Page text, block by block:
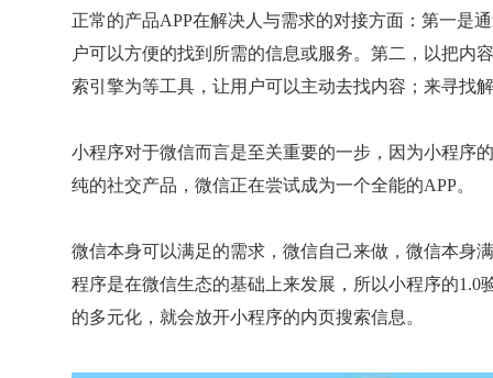
正常的产品APP在解决人与需求的对接方面：第一是
户可以方便的找到所需的信息或服务。第二，以把内
索引擎为等工具，让用户可以主动去找内容；来寻找
小程序对于微信而言是至关重要的一步，因为小程序
纯的社交产品，微信正在尝试成为一个全能的APP。
微信本身可以满足的需求，微信自己来做，微信本身
程序是在微信生态的基础上来发展，所以小程序的
的多元化，就会放开小程序的内页搜索信息。